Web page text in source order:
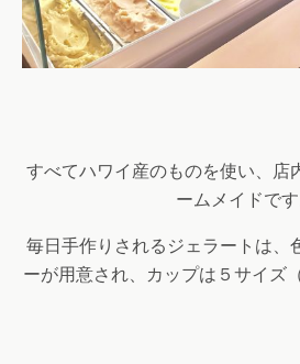
すべてハワイ産のものを使い、店
ームメイドです
毎日手作りされるジェラートは、
ーが用意され、カップは５サイズ